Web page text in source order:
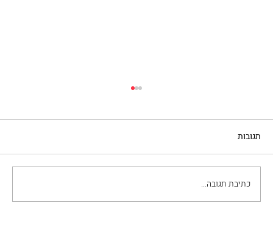
תגובות
כתיבת תגובה...